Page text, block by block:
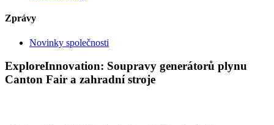
Zprávy
Novinky společnosti
ExploreInnovation: Soupravy generátorů plynu
Canton Fair a zahradní stroje